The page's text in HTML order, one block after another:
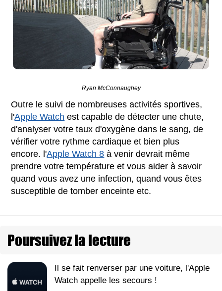
Ryan McConnaughey
Outre le suivi de nombreuses activités sportives,
l'Apple Watch est capable de détecter une chute,
d'analyser votre taux d'oxygène dans le sang, de
vérifier votre rythme cardiaque et bien plus
encore. l'Apple Watch 8 à venir devrait même
prendre votre température et vous aider à savoir
quand vous avez une infection, quand vous êtes
susceptible de tomber enceinte etc.
Poursuivez la lecture
Il se fait renverser par une voiture, l'Apple
Watch appelle les secours !